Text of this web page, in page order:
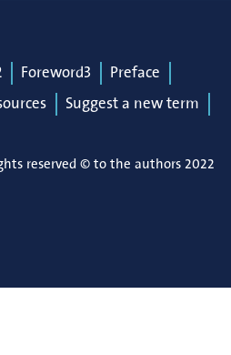
Foreword3
Preface
Suggest a new term
reserved © to the authors 2022